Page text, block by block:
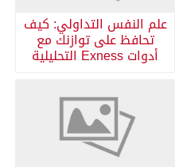
علم النفس التداولي: كيف
تحافظ على توازنك مع
أدوات Exness التحليلية